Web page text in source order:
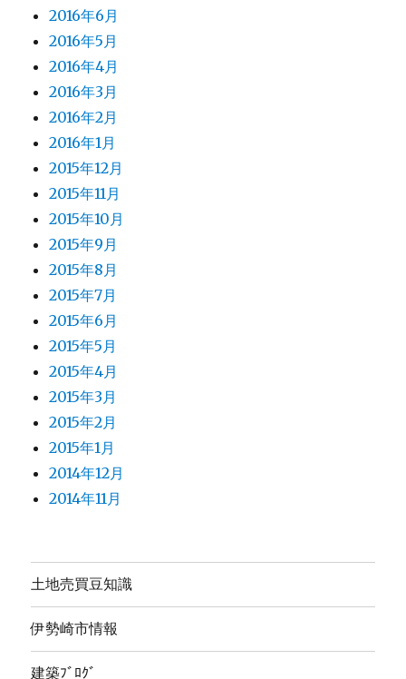
2016年6月
2016年5月
2016年4月
2016年3月
2016年2月
2016年1月
2015年12月
2015年11月
2015年10月
2015年9月
2015年8月
2015年7月
2015年6月
2015年5月
2015年4月
2015年3月
2015年2月
2015年1月
2014年12月
2014年11月
土地売買豆知識
伊勢崎市情報
建築ﾌﾞﾛｸﾞ